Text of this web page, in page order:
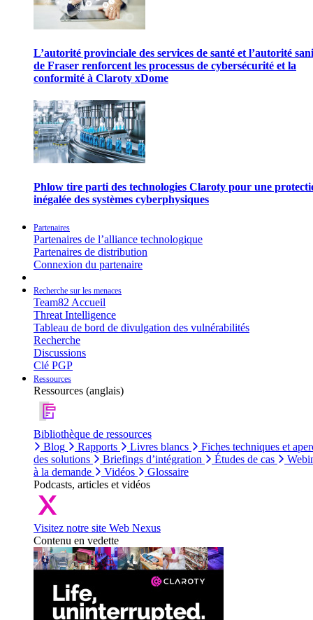
L’autorité provinciale des services de santé et l’autorité
de Fraser renforcent les processus de cybersécurité et la
conformité à Claroty xDome
Phlow tire parti des technologies Claroty pour une
inégalée des systèmes cyberphysiques
Partenaires
Partenaires de l’alliance technologique
Partenaires de distribution
Connexion du partenaire
Recherche sur les menaces
Team82 Accueil
Threat Intelligence
Tableau de bord de divulgation des vulnérabilités
Recherche
Discussions
Clé PGP
Ressources
Ressources (anglais)
Bibliothèque de ressources
Blog
Rapports Livres blancs
Fiches techniques et
des solutions
Briefings d’intégration Études de cas
à la demande
Vidéos
Glossaire
Podcasts, articles et vidéos
Visitez notre site Web Nexus
Contenu en vedette